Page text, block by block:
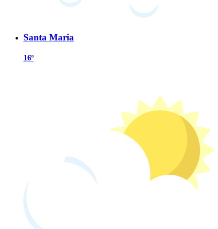
Santa Maria
16º